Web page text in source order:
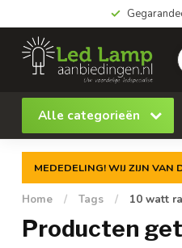
Alle categorieën
MEDEDELING! WIJ ZIJN VAN
Home / Tags / 10 watt
Producten